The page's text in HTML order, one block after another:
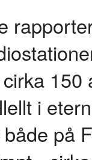
i
på